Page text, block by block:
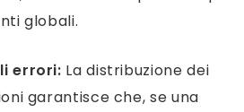
globali.
errori: La distribuzione dei
garantisce che, se una